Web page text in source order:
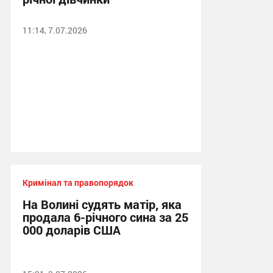
11:14, 7.07.2026
Кримінал та правопорядок
На Волині судять матір, яка
продала 6-річного сина за 25
000 доларів США